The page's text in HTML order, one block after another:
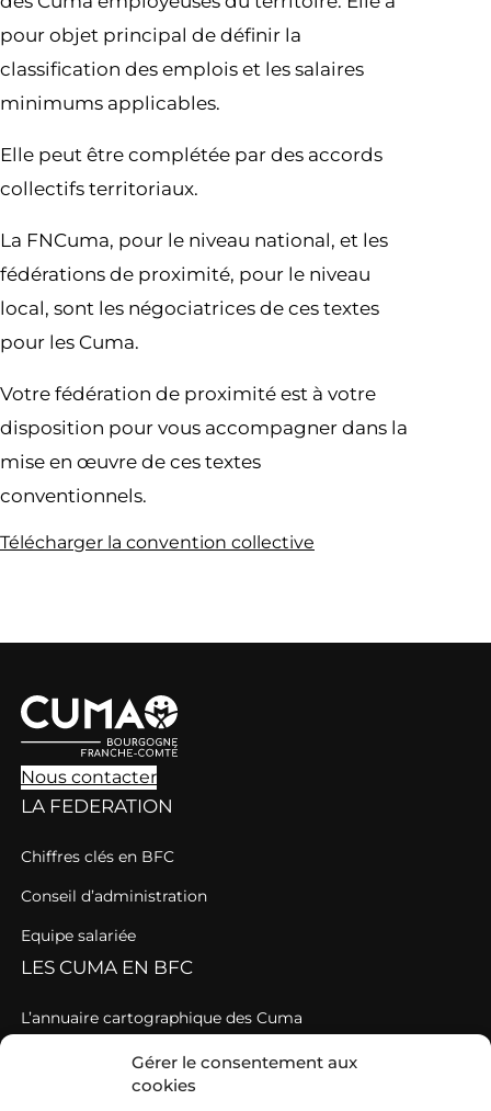
Gérer le consentement aux
cookies
pour objet principal de définir la
classification des emplois et les salaires
minimums applicables.
Elle peut être complétée par des accords
collectifs territoriaux.
La FNCuma, pour le niveau national, et les
fédérations de proximité, pour le niveau
local, sont les négociatrices de ces textes
pour les Cuma.
Votre fédération de proximité est à votre
disposition pour vous accompagner dans la
mise en œuvre de ces textes
conventionnels.
Télécharger la convention collective
Nous contacter
LA FEDERATION
Chiffres clés en BFC
Conseil d’administration
Equipe salariée
LES CUMA EN BFC
L’annuaire cartographique des Cuma
Les Cuma départementales